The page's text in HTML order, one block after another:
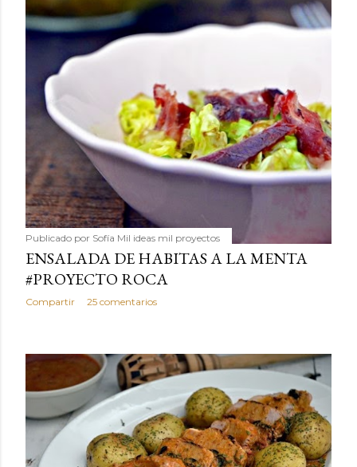
Publicado por Sofía Mil ideas mil proyectos
ENSALADA DE HABITAS A LA MENTA
#PROYECTO ROCA
Compartir 25 comentarios